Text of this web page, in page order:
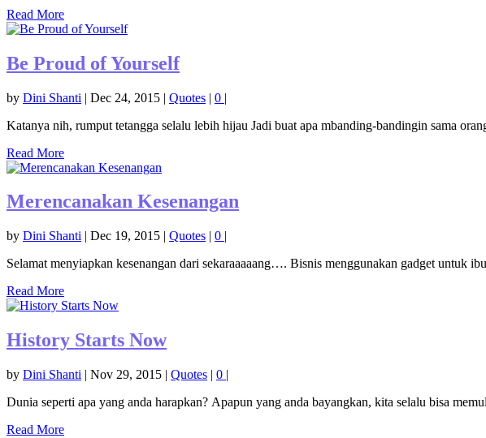
Read More
Be Proud of Yourself
by Dini Shanti | Dec 24, 2015 | Quotes | 0 |
Katanya nih, rumput tetangga selalu lebih hijau Jadi buat apa mbanding-bandingin sama
Read More
Merencanakan Kesenangan
by Dini Shanti | Dec 19, 2015 | Quotes | 0 |
Selamat menyiapkan kesenangan dari sekaraaaaang…. Bisnis menggunakan gadget untuk
Read More
History Starts Now
by Dini Shanti | Nov 29, 2015 | Quotes | 0 |
Dunia seperti apa yang anda harapkan? Apapun yang anda bayangkan, kita selalu bisa
Read More